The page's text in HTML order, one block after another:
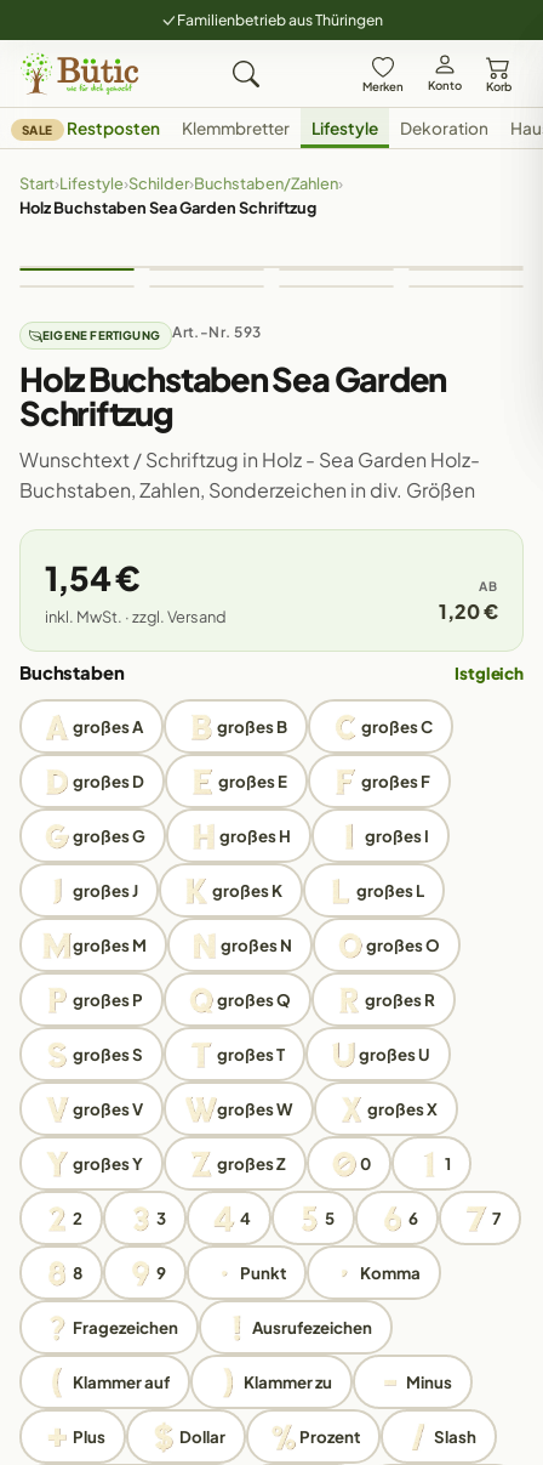
Familienbetrieb aus Thüringen
Merken Konto Korb
SALE Restposten Klemmbretter Lifestyle Dekoration
Start›Lifestyle›Schilder›Buchstaben/Zahlen›
Holz Buchstaben Sea Garden Schriftzug
EIGENE FERTIGUNG Art.-Nr. 593
Holz Buchstaben Sea Garden
Schriftzug
Wunschtext / Schriftzug in Holz - Sea Garden Holz-
Buchstaben, Zahlen, Sonderzeichen in div. Größen
1,54 €
inkl. MwSt. · zzgl. Versand
AB
1,20 €
Buchstaben Istgleich
großes A großes B großes C
großes D großes E großes F
großes G großes H großes I
großes J großes K großes L
großes M großes N großes O
großes P großes Q großes R
großes S großes T großes U
großes V großes W großes X
großes Y großes Z 0 1
2 3 4 5 6 7
8 9 Punkt Komma
Fragezeichen Ausrufezeichen
Klammer auf Klammer zu Minus
Plus Dollar Prozent Slash